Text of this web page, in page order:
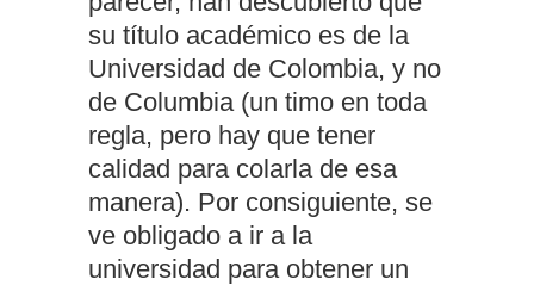
su título académico es de la
Universidad de Colombia, y no
de Columbia (un timo en toda
regla, pero hay que tener
calidad para colarla de esa
manera). Por consiguiente, se
ve obligado a ir a la
universidad para obtener un